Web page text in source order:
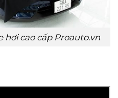
hơi cao cấp Proauto.vn